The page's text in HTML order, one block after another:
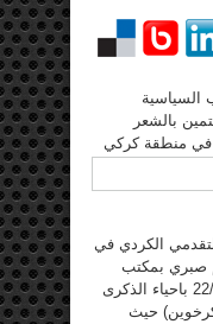
السياسية
بالشعر
في منطقة كركي
الكردي في
صبري بمكتب
الحزب بكركي لكي في يوم 22/10/2013 باحياء الذكرى
حيث